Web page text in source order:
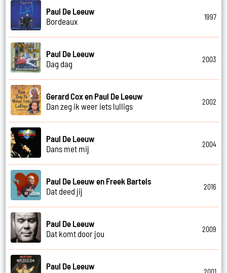
Paul De Leeuw
Bordeaux
1997
Paul De Leeuw
Dag dag
2003
Gerard Cox en Paul De Leeuw
Dan zeg ik weer iets lulligs
2002
Paul De Leeuw
Dans met mij
2004
Paul De Leeuw en Freek Bartels
Dat deed jij
2016
Paul De Leeuw
Dat komt door jou
2009
Paul De Leeuw